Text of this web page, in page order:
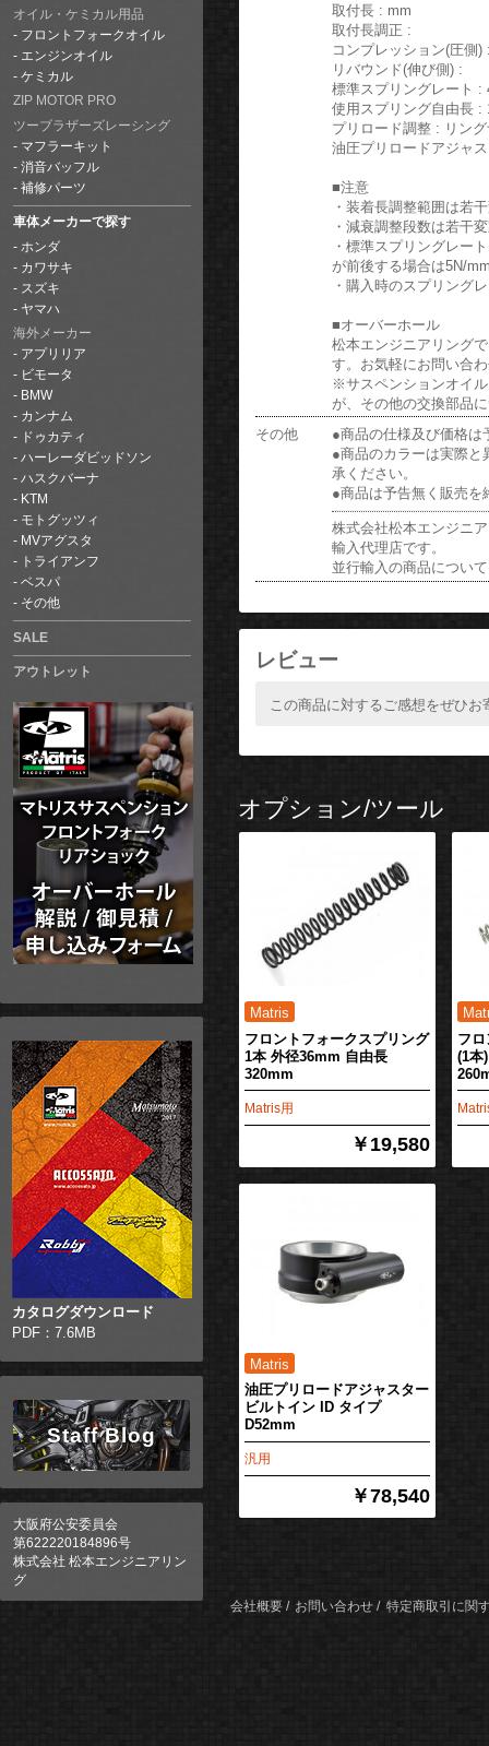
オイル・ケミカル用品
フロントフォークオイル
エンジンオイル
ケミカル
ZIP MOTOR PRO
ツーブラザーズレーシング
マフラーキット
消音バッフル
補修パーツ
車体メーカーで探す
ホンダ
カワサキ
スズキ
ヤマハ
海外メーカー
アプリリア
ビモータ
BMW
カンナム
ドゥカティ
ハーレーダビッドソン
ハスクバーナ
KTM
モトグッツィ
MVアグスタ
トライアンフ
ベスパ
その他
SALE
アウトレット
カタログダウンロード
PDF：7.6MB
Staff Blog
大阪府公安委員会
第622220184896号
株式会社 松本エンジニアリン
グ
取付長 : mm
取付長調正 :
コンプレッション(圧側)
リバウンド(伸び側) :
標準スプリングレート :
使用スプリング自由長 :
プリロード調整 : リン
油圧プリロードアジャ
■注意
・装着長調整範囲は若
・減衰調整段数は若干
・標準スプリングレー
が前後する場合は5N/
・購入時のスプリング
■オーバーホール
松本エンジニアリング
す。お気軽にお問い合
※サスペンションオイ
が、その他の交換部品
その他
●商品の仕様及び価格は
●商品のカラーは実際と
承ください。
●商品は予告無く販売を
株式会社松本エンジニ
輸入代理店です。
並行輸入の商品につい
レビュー
この商品に対するご感想をぜひお
オプション/ツール
フロントフォークスプリング
1本 外径36mm 自由長
320mm
Matris用
￥19,580
フ
(1本
油圧プリロードアジャスター
ビルトイン ID タイプ
D52mm
汎用
￥78,540
会社概要 お問い合わせ 特定商取引に関